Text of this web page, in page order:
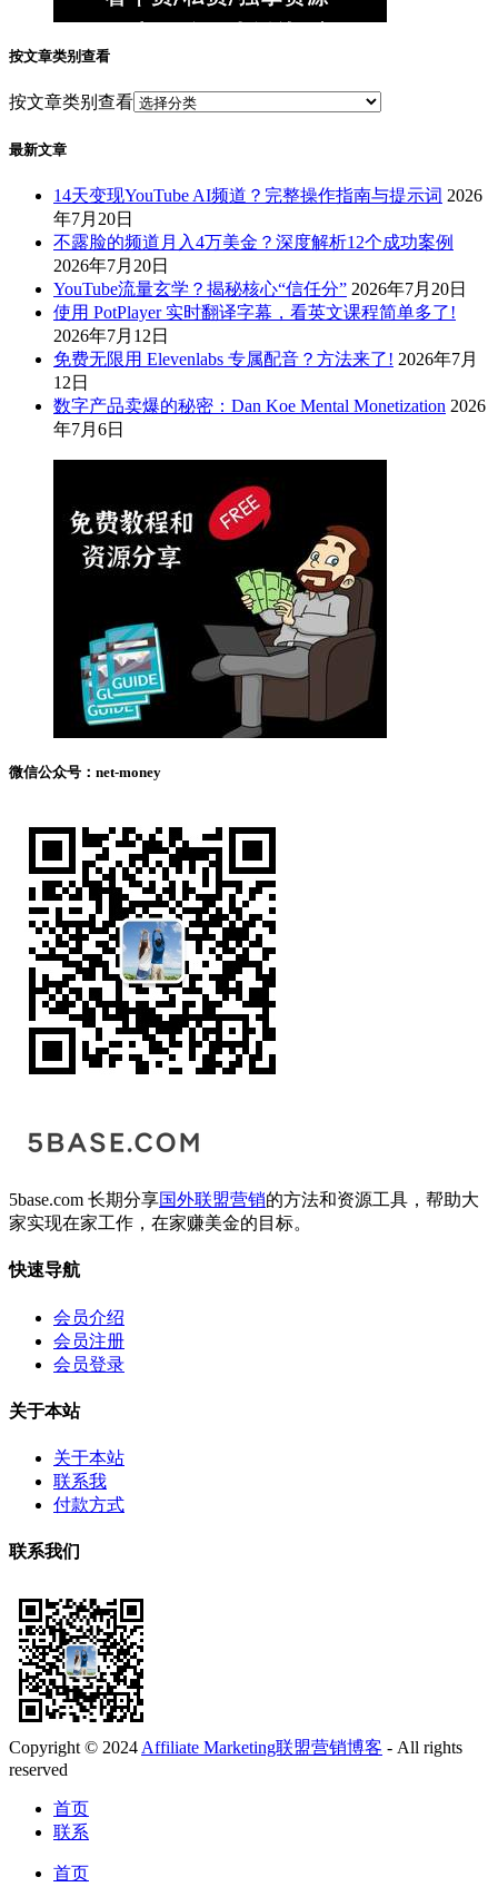
按文章类别查看
按文章类别查看
最新文章
14天变现YouTube AI频道？完整操作指南与提示词 2026
年7月20日
不露脸的频道月入4万美金？深度解析12个成功案例
2026年7月20日
YouTube流量玄学？揭秘核心“信任分” 2026年7月20日
使用 PotPlayer 实时翻译字幕，看英文课程简单多了!
2026年7月12日
免费无限用 Elevenlabs 专属配音？方法来了! 2026年7月
12日
数字产品卖爆的秘密：Dan Koe Mental Monetization 2026
年7月6日
微信公众号：net-money
5base.com 长期分享国外联盟营销的方法和资源工具，帮助大
家实现在家工作，在家赚美金的目标。
快速导航
会员介绍
会员注册
会员登录
关于本站
关于本站
联系我
付款方式
联系我们
Copyright © 2024 Affiliate Marketing联盟营销博客 - All rights
reserved
首页
联系
首页